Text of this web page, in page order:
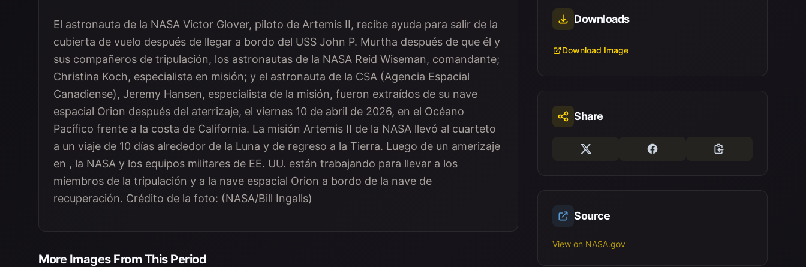
El astronauta de la NASA Victor Glover, piloto de Artemis II, recibe ayuda para salir de la
cubierta de vuelo después de llegar a bordo del USS John P. Murtha después de que él y
sus compañeros de tripulación, los astronautas de la NASA Reid Wiseman, comandante;
Christina Koch, especialista en misión; y el astronauta de la CSA (Agencia Espacial
Canadiense), Jeremy Hansen, especialista de la misión, fueron extraídos de su nave
espacial Orion después del aterrizaje, el viernes 10 de abril de 2026, en el Océano
Pacífico frente a la costa de California. La misión Artemis II de la NASA llevó al cuarteto
a un viaje de 10 días alrededor de la Luna y de regreso a la Tierra. Luego de un amerizaje
en , la NASA y los equipos militares de EE. UU. están trabajando para llevar a los
miembros de la tripulación y a la nave espacial Orion a bordo de la nave de
recuperación. Crédito de la foto: (NASA/Bill Ingalls)
More Images From This Period
Downloads
Download Image
Share
Source
View on NASA.gov